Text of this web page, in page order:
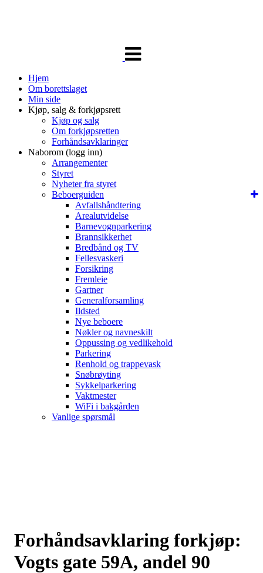
navigasjon
Hjem
Om borettslaget
Min side
Kjøp, salg & forkjøpsrett
Kjøp og salg
Om forkjøpsretten
Forhåndsavklaringer
Naborom (logg inn)
Arrangementer
Styret
Nyheter fra styret
Beboerguiden
Avfallshåndtering
Arealutvidelse
Barnevognparkering
Brannsikkerhet
Bredbånd og TV
Fellesvaskeri
Forsikring
Fremleie
Gartner
Generalforsamling
Ildsted
Nye beboere
Nøkler og navneskilt
Oppussing og vedlikehold
Parkering
Renhold og trappevask
Snøbrøyting
Sykkelparkering
Vaktmester
WiFi i bakgården
Vanlige spørsmål
Forhåndsavklaring forkjøp:
Vogts gate 59A, andel 90